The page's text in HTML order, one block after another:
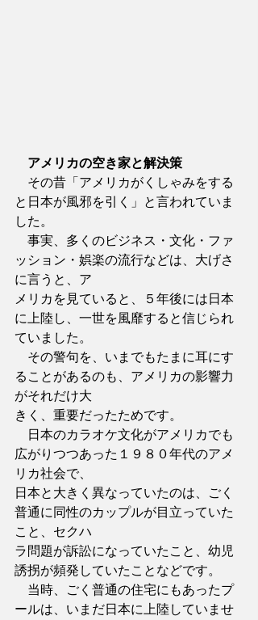
アメリカの空き家と解決策
その昔「アメリカがくしゃみをする
と日本が風邪を引く」と言われていま
した。
事実、多くのビジネス・文化・ファ
ッション・娯楽の流行などは、大げさ
に言うと、ア
メリカを見ていると、５年後には日本
に上陸し、一世を風靡すると信じられ
ていました。
その警句を、いまでもたまに耳にす
ることがあるのも、アメリカの影響力
がそれだけ大
きく、重要だったためです。
日本のカラオケ文化がアメリカでも
広がりつつあった１９８０年代のアメ
リカ社会で、
日本と大きく異なっていたのは、ごく
普通に同性のカップルが目立っていた
こと、セクハ
ラ問題が訴訟になっていたこと、幼児
誘拐が頻発していたことなどです。
当時、ごく普通の住宅にもあったプ
ールは、いまだ日本に上陸していませ